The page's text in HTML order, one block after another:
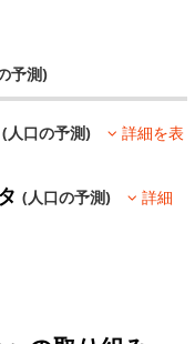
予測)
(人口の予測)
詳細を表
(人口の予測)
詳細